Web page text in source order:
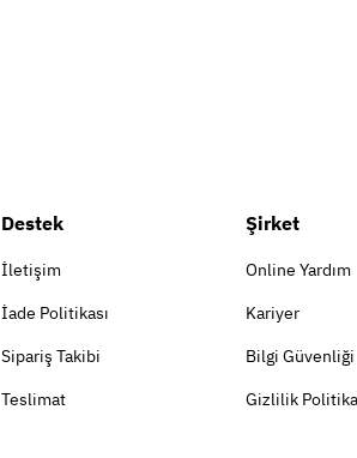
Destek
İletişim
İade Politikası
Sipariş Takibi
Teslimat
Şirket
Online Yardım
Kariyer
Bilgi Güvenliği
Gizlilik